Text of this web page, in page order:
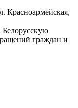
Красноармейская,
Белорусскую
граждан и